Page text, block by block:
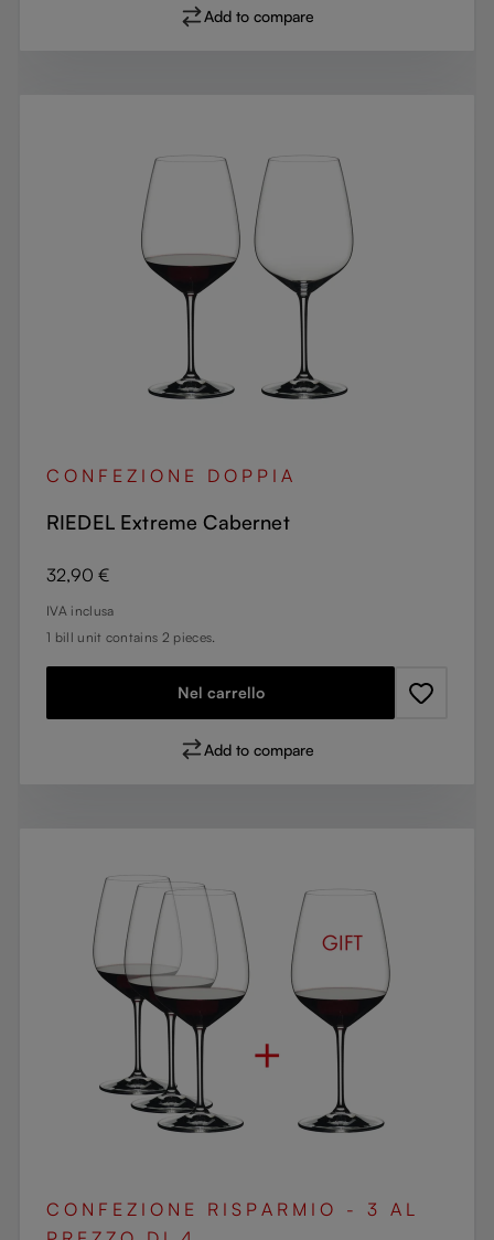
Add to compare
CONFEZIONE DOPPIA
RIEDEL Extreme Cabernet
Prezzo normale:
32,90 €
IVA inclusa
1 bill unit contains 2 pieces.
Nel carrello
Add to compare
CONFEZIONE RISPARMIO - 3 AL